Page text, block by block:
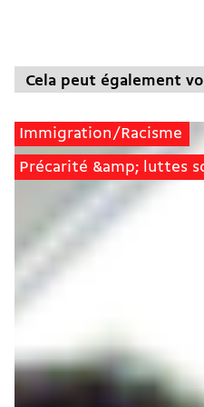
Cela peut également
Immigration/Racisme
Précarité &amp; luttes